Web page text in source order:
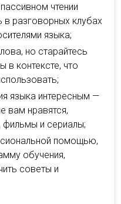
чтении
в разговорных клубах
языка;
но старайтесь
в контексте, что
языка интересным —
вам нравятся,
фильмы и сериалы;
помощью,
обучения,
советы и